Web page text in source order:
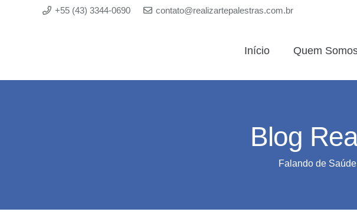
+55 (43) 3344-0690 contato@realizartepalestras.com.br
Início Quem
Blog
Falando de